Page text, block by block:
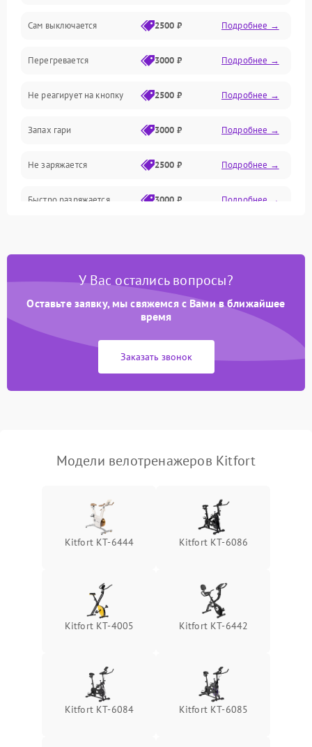
Привод/Магнитная система
Механические/Электроника
Оптика
Сам выключается 2500 ₽ Подробнее →
Перегревается 3000 ₽ Подробнее →
Не реагирует на кнопку 2500 ₽ Подробнее →
Запах гари 3000 ₽ Подробнее →
Не заряжается 2500 ₽ Подробнее →
Быстро разряжается 3000 ₽ Подробнее →
У Вас остались вопросы?
Оставьте заявку, мы свяжемся с Вами в ближайшее
время
Заказать звонок
Модели велотренажеров Kitfort
Kitfort КТ-6444 Kitfort КТ-6086
Kitfort КТ-4005 Kitfort КТ-6442
Kitfort КТ-6084 Kitfort КТ-6085